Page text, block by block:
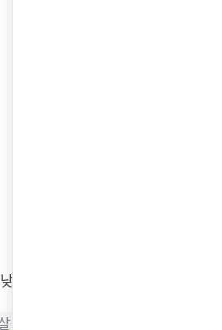
낮은가격순